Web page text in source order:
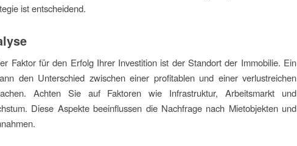
ist entscheidend.
Faktor für den Erfolg Ihrer Investition ist der Standort der Immobilie. Ein
den Unterschied zwischen einer profitablen und einer verlustreichen
Achten Sie auf Faktoren wie Infrastruktur, Arbeitsmarkt und
Diese Aspekte beeinflussen die Nachfrage nach Mietobjekten und